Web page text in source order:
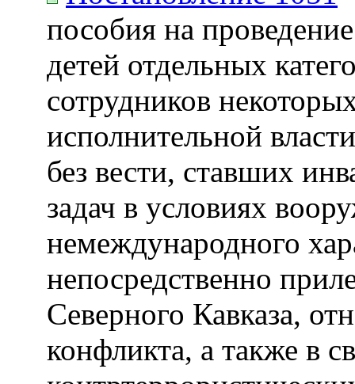
пособия на
детей отдельных
сотрудников
исполнительной
без вести, ставших
задач в условиях
немеждународного
непосредственно
Северного Кавказа,
конфликта, а также в